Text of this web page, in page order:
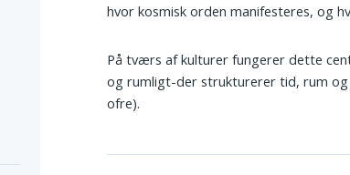
hvor kosmisk orden manifesteres, og
På tværs af kulturer fungerer dette
og rumligt-der strukturerer tid, rum
ofre).